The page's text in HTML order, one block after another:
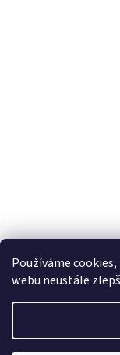
Používáme
webu neustále